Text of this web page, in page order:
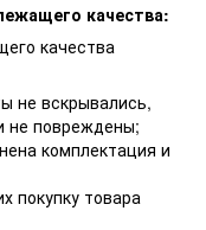
качества:
качества
не вскрывались,
не повреждены;
комплектация и
покупку товара